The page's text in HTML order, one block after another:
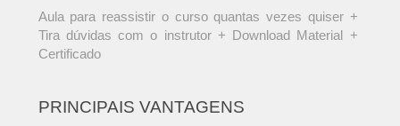
Aula para reassistir o curso quantas vezes quiser +
Tira dúvidas com o instrutor + Download Material +
Certificado
PRINCIPAIS VANTAGENS